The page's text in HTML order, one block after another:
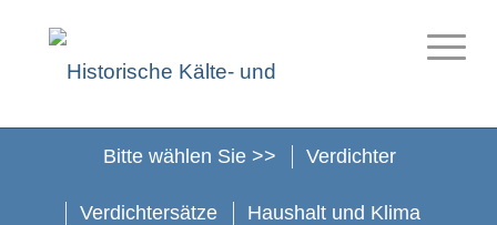
Bitte wählen Sie >> Verdichter
Verdichtersätze Haushalt und Klima